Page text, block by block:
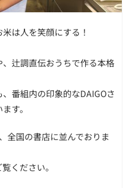
米は人を笑顔にする！
辻調直伝おうちで作る本格
番組内の印象的なDAIGOさ
す。
全国の書店に並んでおりま
ください。